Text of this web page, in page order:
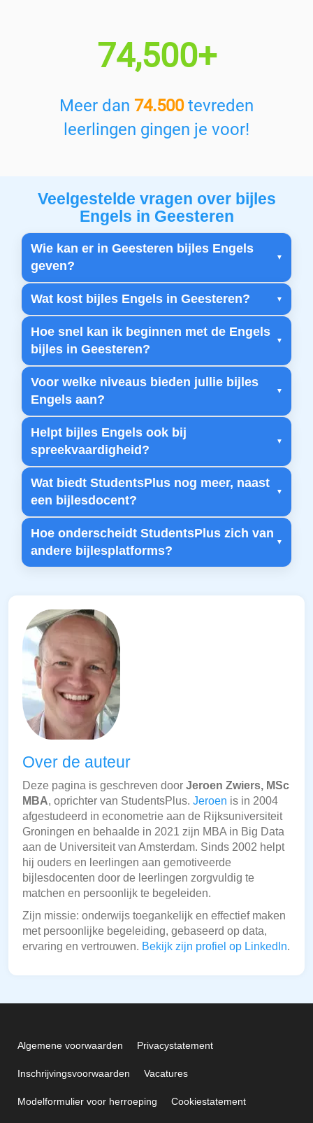
74,500+
Meer dan 74.500tevreden
leerlingen gingen je voor!
Veelgestelde vragen over bijles
Engels in Geesteren
Wie kan er in Geesteren bijles Engels
geven?
Wat kost bijles Engels in Geesteren?
Hoe snel kan ik beginnen met de Engels
bijles in Geesteren?
Voor welke niveaus bieden jullie bijles
Engels aan?
Helpt bijles Engels ook bij
spreekvaardigheid?
Wat biedt StudentsPlus nog meer, naast
een bijlesdocent?
Hoe onderscheidt StudentsPlus zich van
andere bijlesplatforms?
Over de auteur
Deze pagina is geschreven door Jeroen Zwiers, MSc
MBA, oprichter van StudentsPlus. Jeroen is in 2004
afgestudeerd in econometrie aan de Rijksuniversiteit
Groningen en behaalde in 2021 zijn MBA in Big Data
aan de Universiteit van Amsterdam. Sinds 2002 helpt
hij ouders en leerlingen aan gemotiveerde
bijlesdocenten door de leerlingen zorgvuldig te
matchen en persoonlijk te begeleiden.
Zijn missie: onderwijs toegankelijk en effectief maken
met persoonlijke begeleiding, gebaseerd op data,
ervaring en vertrouwen. Bekijk zijn profiel op LinkedIn.
Algemene voorwaarden Privacystatement
Inschrijvingsvoorwaarden Vacatures
Modelformulier voor herroeping Cookiestatement